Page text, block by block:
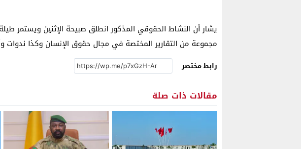
يشار أن النشاط الحقوقي المذكور انطلق صبيحة الإثنين ويستمر
مجموعة من التقارير المختصة في مجال حقوق الإنسان وكذا ندوات
رابط مختصر
مقالات ذات صلة